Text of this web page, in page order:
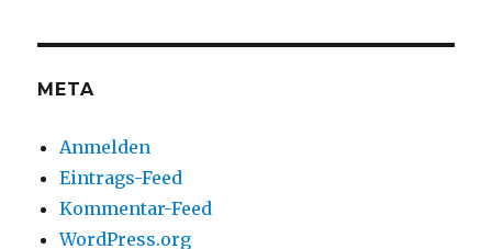
anzeigenanzeigen
META
Anmelden
Eintrags-Feed
Kommentar-Feed
WordPress.org